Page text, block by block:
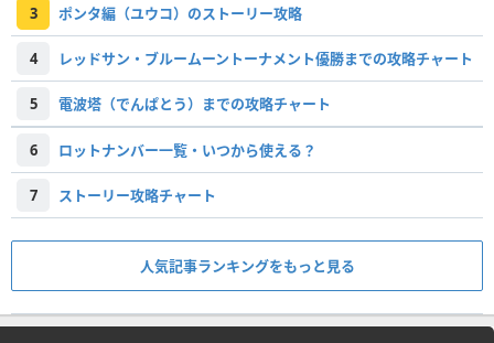
3 ポンタ編（ユウコ）のストーリー攻略
4 レッドサン・ブルームーントーナメント優勝までの攻略チャート
5 電波塔（でんぱとう）までの攻略チャート
6 ロットナンバー一覧・いつから使える？
7 ストーリー攻略チャート
人気記事ランキングをもっと見る